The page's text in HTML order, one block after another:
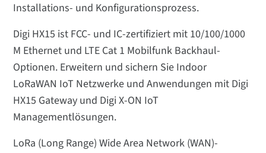
Installations- und Konfigurationsprozess.
Digi HX15 ist FCC- und IC-zertifiziert mit 10/100/1000
M Ethernet und LTE Cat 1 Mobilfunk Backhaul-
Optionen. Erweitern und sichern Sie Indoor
LoRaWAN IoT Netzwerke und Anwendungen mit Digi
HX15 Gateway und Digi X-ON IoT
Managementlösungen.
LoRa (Long Range) Wide Area Network (WAN)-